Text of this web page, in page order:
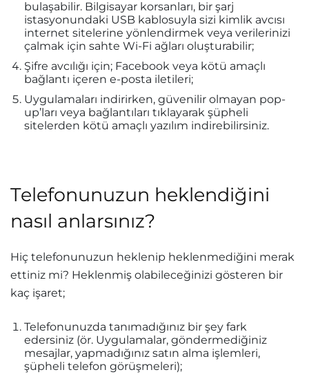
bulaşabilir. Bilgisayar korsanları, bir şarj
istasyonundaki USB kablosuyla sizi kimlik avcısı
internet sitelerine yönlendirmek veya verilerinizi
çalmak için sahte Wi-Fi ağları oluşturabilir;
Şifre avcılığı için; Facebook veya kötü amaçlı
bağlantı içeren e-posta iletileri;
Uygulamaları indirirken, güvenilir olmayan pop-
up’ları veya bağlantıları tıklayarak şüpheli
sitelerden kötü amaçlı yazılım indirebilirsiniz.
Telefonunuzun heklendiğini
nasıl anlarsınız?
Hiç telefonunuzun heklenip heklenmediğini merak
ettiniz mi? Heklenmiş olabileceğinizi gösteren bir
kaç işaret;
Telefonunuzda tanımadığınız bir şey fark
edersiniz (ör. Uygulamalar, göndermediğiniz
mesajlar, yapmadığınız satın alma işlemleri,
şüpheli telefon görüşmeleri);